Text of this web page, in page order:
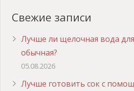
Свежие записи
Лучше ли щелочная вода
обычная?
05.08.2026
Лучше готовить сок с